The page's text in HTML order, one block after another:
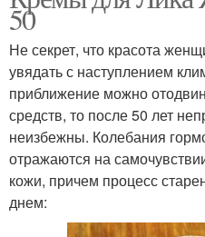
50
Не секрет, что красота
увядать с наступлением
приближение можно
средств, то после 50 лет
неизбежны. Колебания
отражаются на
кожи, причем процесс
днем: